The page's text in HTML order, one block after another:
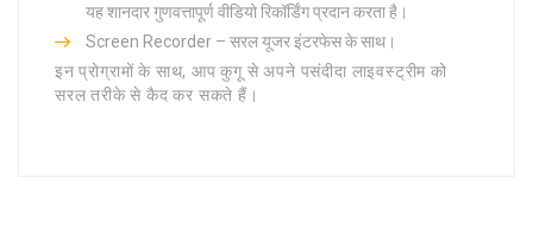
यह शानदार गुणवत्तापूर्ण वीडियो रिकॉर्डिंग प्रदान करता है।
Screen Recorder – सरल यूजर इंटरफेस के साथ।
इन प्रोग्रामों के साथ, आप कुगू से अपने पसंदीदा लाइवस्ट्रीम को
सरल तरीके से कैद कर सकते हैं।